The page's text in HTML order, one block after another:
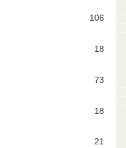
106
18
73
18
21